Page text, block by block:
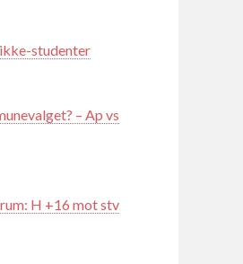
studenter
– Ap vs
H +16 mot stv